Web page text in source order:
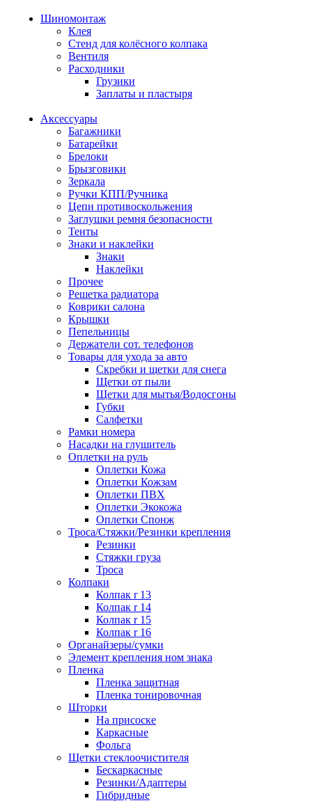
Шиномонтаж
Клея
Стенд для колёсного колпака
Вентиля
Расходники
Грузики
Заплаты и пластыря
Аксессуары
Багажники
Батарейки
Брелоки
Брызговики
Зеркала
Ручки КПП/Ручника
Цепи противоскольжения
Заглушки ремня безопасности
Тенты
Знаки и наклейки
Знаки
Наклейки
Прочее
Решетка радиатора
Коврики салона
Крышки
Пепельницы
Держатели сот. телефонов
Товары для ухода за авто
Скребки и щетки для снега
Щетки от пыли
Щетки для мытья/Водосгоны
Губки
Салфетки
Рамки номера
Насадки на глушитель
Оплетки на руль
Оплетки Кожа
Оплетки Кожзам
Оплетки ПВХ
Оплетки Экокожа
Оплетки Спонж
Троса/Стяжки/Резинки крепления
Резинки
Стяжки груза
Троса
Колпаки
Колпак r 13
Колпак r 14
Колпак r 15
Колпак r 16
Органайзеры/сумки
Элемент крепления ном знака
Пленка
Пленка защитная
Пленка тонировочная
Шторки
На присоске
Каркасные
Фольга
Щетки стеклоочистителя
Бескаркасные
Резинки/Адаптеры
Гибридные